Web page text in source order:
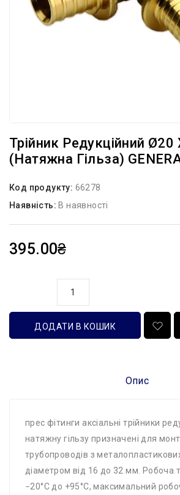
Трійник Редукційний Ø20
(натяжна Гільза)
Код продукту: 66278
Наявність: В наявності
395.00₴
ДОДАТИ В КОШИК
Опис
прес фітинги аксіальні трійники
натяжну гільзу призначені для
трубопроводів з
діаметром від 16 до 32 мм. Робоча
−20°С до +95°С, максимальний